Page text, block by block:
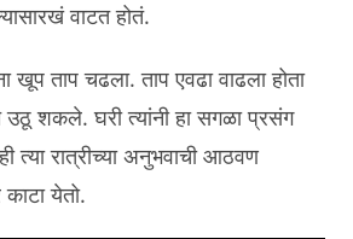
वाटत होतं.
खूप ताप चढला. ताप एवढा वाढला होता
उठू शकले. घरी त्यांनी हा सगळा प्रसंग
त्या रात्रीच्या अनुभवाची आठवण
येतो.